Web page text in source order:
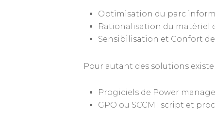
Optimisation du parc
Rationalisation du matériel
Sensibilisation et Confort
Pour autant des solutions
Progiciels de Power
GPO ou SCCM : script et